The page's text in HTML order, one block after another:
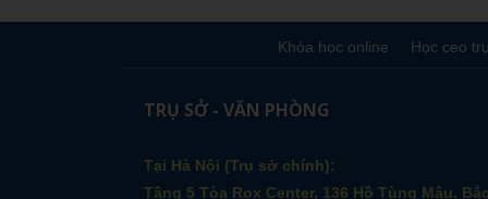
bài
Khóa học online Học ceo
TRỤ SỞ - VĂN PHÒNG
Tại Hà Nội (Trụ sở chính):
Tầng 5 Tòa Rox Center, 136 Hồ Tùng Mậu, Bắc